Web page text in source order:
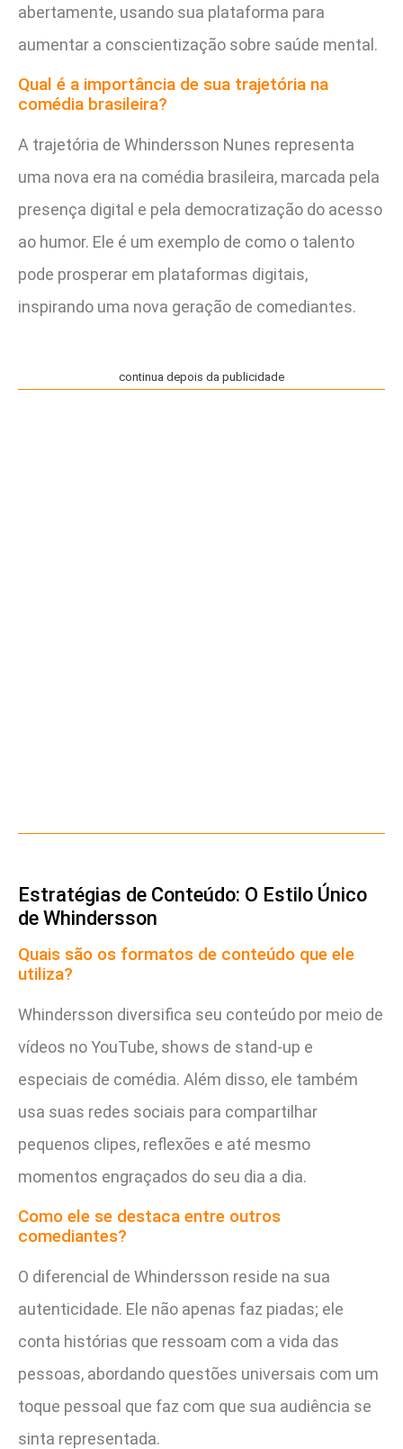
abertamente, usando sua plataforma para
aumentar a conscientização sobre saúde mental.
Qual é a importância de sua trajetória na
comédia brasileira?
A trajetória de Whindersson Nunes representa
uma nova era na comédia brasileira, marcada pela
presença digital e pela democratização do acesso
ao humor. Ele é um exemplo de como o talento
pode prosperar em plataformas digitais,
inspirando uma nova geração de comediantes.
continua depois da publicidade
Estratégias de Conteúdo: O Estilo Único
de Whindersson
Quais são os formatos de conteúdo que ele
utiliza?
Whindersson diversifica seu conteúdo por meio de
vídeos no YouTube, shows de stand-up e
especiais de comédia. Além disso, ele também
usa suas redes sociais para compartilhar
pequenos clipes, reflexões e até mesmo
momentos engraçados do seu dia a dia.
Como ele se destaca entre outros
comediantes?
O diferencial de Whindersson reside na sua
autenticidade. Ele não apenas faz piadas; ele
conta histórias que ressoam com a vida das
pessoas, abordando questões universais com um
toque pessoal que faz com que sua audiência se
sinta representada.